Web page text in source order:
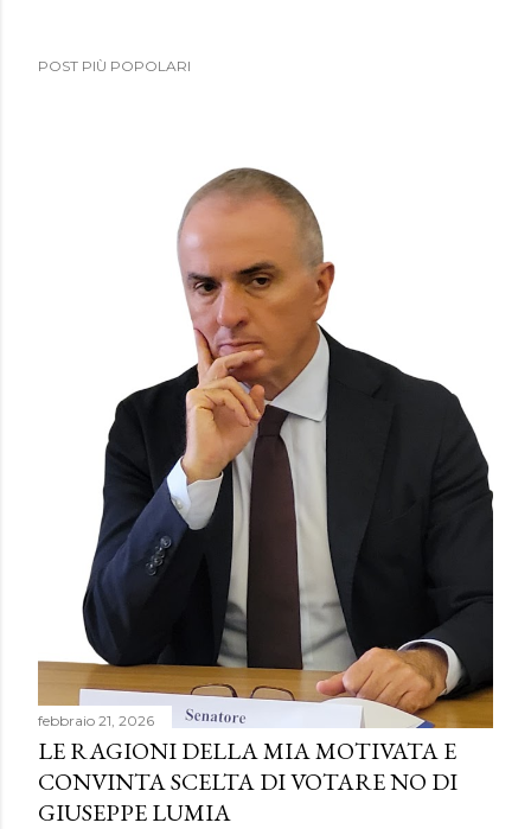
POST PIÙ POPOLARI
febbraio 21, 2026
LE RAGIONI DELLA MIA MOTIVATA E
CONVINTA SCELTA DI VOTARE NO DI
GIUSEPPE LUMIA